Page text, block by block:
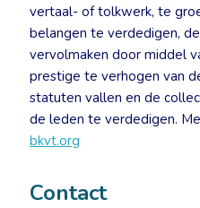
vertaal- of tolkwerk, te
belangen te verdedigen,
vervolmaken door middel
prestige te verhogen van
statuten vallen en de
de leden te verdedigen.
bkvt.org
Contact